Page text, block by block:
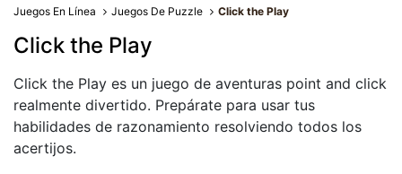
Juegos En Línea Juegos De Puzzle Click the Play
Click the Play
Click the Play es un juego de aventuras point and click
realmente divertido. Prepárate para usar tus
habilidades de razonamiento resolviendo todos los
acertijos.